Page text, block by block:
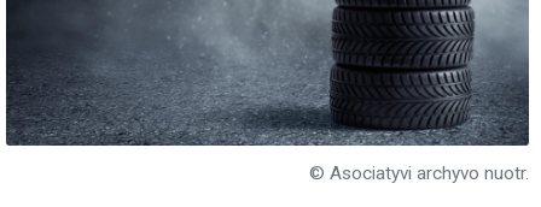
© Asociatyvi archyvo nuotr.